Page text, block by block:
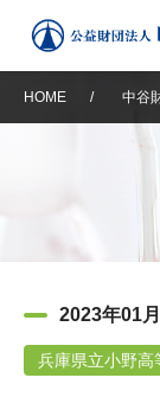
設立趣意書
中谷財団事
HOME / 中谷
2023年01
兵庫県立小野高